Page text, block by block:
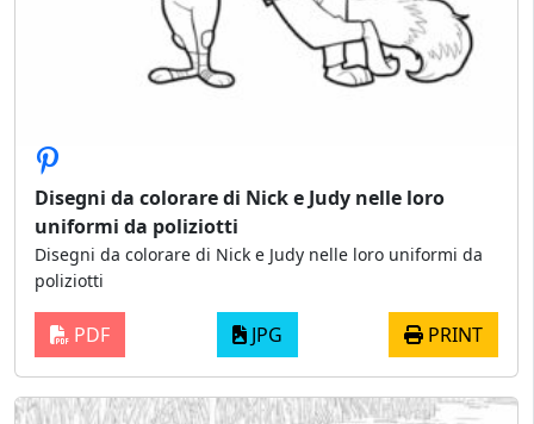
Disegni da colorare di Nick e Judy nelle loro
uniformi da poliziotti
Disegni da colorare di Nick e Judy nelle loro uniformi da
poliziotti
PDF JPG PRINT